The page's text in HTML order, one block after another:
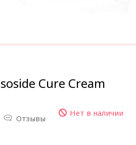
Cure Cream
Отзывы
Нет в наличии